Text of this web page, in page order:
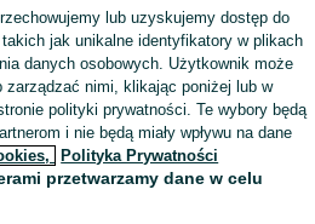
Pozostałe Pozostałe - Łódzkie
lub uzyskujemy dostęp do
jak unikalne identyfikatory w plikach
danych osobowych. Użytkownik może
zarządzać nimi, klikając poniżej lub w
polityki prywatności. Te wybory będą
i nie będą miały wpływu na dane
Polityka Prywatności
przetwarzamy dane w celu